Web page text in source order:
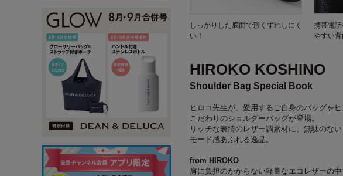
しっかりした底面で形くずれしにく
い！
携帯電
やすい背
HIROKO KOSHINO
Shoulder Bag Special Book
ヒロコ先生が、愛用するご自身のバッグを
こだわりのショルダーバッグが登場。
リッチな表情のレザー調素材に、無駄のな
モード感あふれる逸品。
from HIROKO
肩に負担のかからない軽量なエコレザーの中